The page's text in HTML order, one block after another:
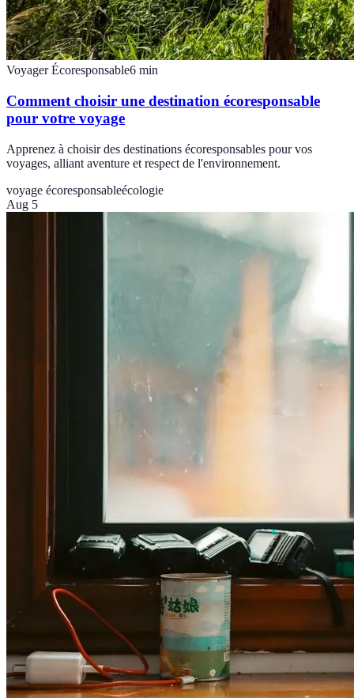
Voyager Écoresponsable6 min
Comment choisir une destination écoresponsable
pour votre voyage
Apprenez à choisir des destinations écoresponsables pour vos
voyages, alliant aventure et respect de l'environnement.
voyage écoresponsableécologie
Aug 5